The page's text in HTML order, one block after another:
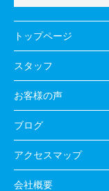
トップページ
スタッフ
お客様の声
ブログ
アクセスマップ
会社概要